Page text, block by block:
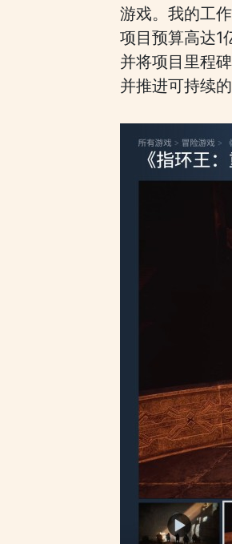
游戏。我的工
项目预算高达1
并将项目里程
并推进可持续